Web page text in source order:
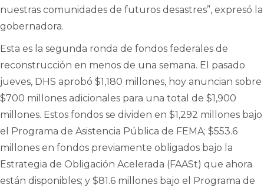
nuestras comunidades de futuros desastres”, expresó la
gobernadora.
Esta es la segunda ronda de fondos federales de
reconstrucción en menos de una semana. El pasado
jueves, DHS aprobó $1,180 millones, hoy anuncian sobre
$700 millones adicionales para una total de $1,900
millones. Estos fondos se dividen en $1,292 millones bajo
el Programa de Asistencia Pública de FEMA; $553.6
millones en fondos previamente obligados bajo la
Estrategia de Obligación Acelerada (FAASt) que ahora
están disponibles; y $81.6 millones bajo el Programa de